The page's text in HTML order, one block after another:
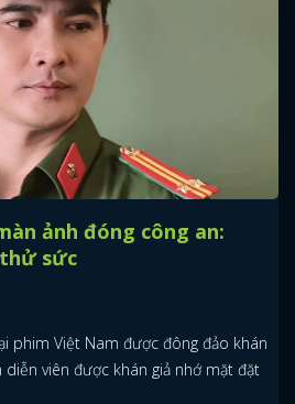
ảnh đóng công an:
sức
phim Việt Nam được đông đảo khán
diễn viên được khán giả nhớ mặt đặt